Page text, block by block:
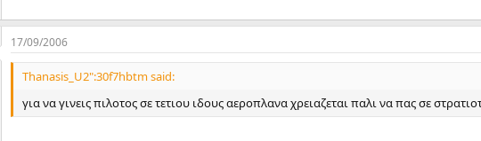
17/09/2006
Thanasis_U2":30f7hbtm said:
για να γινεις πιλοτος σε τετιου ιδους αεροπλανα χρειαζεται παλι να πας σε